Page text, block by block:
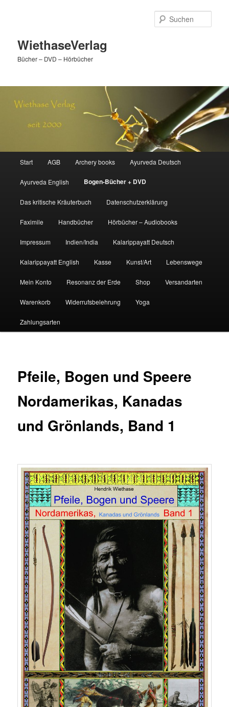
WiethaseVerlag
Bücher – DVD – Hörbücher
Start AGB Archery books Ayurveda Deutsch
Ayurveda English Bogen-Bücher + DVD
Das kritische Kräuterbuch Datenschutzerklärung
Faximile Handbücher Hörbücher – Audiobooks
Impressum Indien/India Kalarippayatt Deutsch
Kalarippayatt English Kasse Kunst/Art Lebenswege
Mein Konto Resonanz der Erde Shop Versandarten
Warenkorb Widerrufsbelehrung Yoga
Zahlungsarten
Pfeile, Bogen und Speere
Nordamerikas, Kanadas
und Grönlands, Band 1